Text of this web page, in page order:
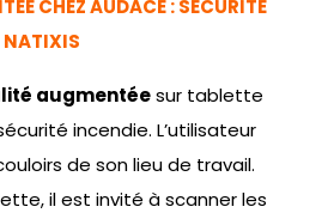
CHEZ AUDACE : SÉCURITÉ
NATIXIS
augmentéesur tablette
incendie. L’utilisateur
de son lieu de travail.
il est invité à scanner les